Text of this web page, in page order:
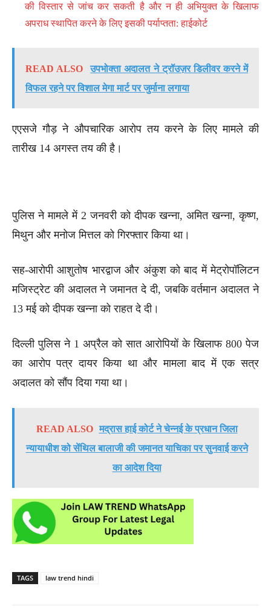
की विस्तार से जांच कर सकती है और न ही अभियुक्त के खिलाफ
अपराध स्थापित करने के लिए इसकी पर्याप्तता: हाईकोर्ट
READ ALSO
उपभोक्ता अदालत ने ट्रॉउज़र डिलीवर करने में
विफल रहने पर विशाल मेगा मार्ट पर जुर्माना लगाया
एएसजे गौड़ ने औपचारिक आरोप तय करने के लिए मामले की
तारीख 14 अगस्त तय की है।
पुलिस ने मामले में 2 जनवरी को दीपक खन्ना, अमित खन्ना, कृष्ण,
मिथुन और मनोज मित्तल को गिरफ्तार किया था।
सह-आरोपी आशुतोष भारद्वाज और अंकुश को बाद में मेट्रोपॉलिटन
मजिस्ट्रेट की अदालत ने जमानत दे दी, जबकि वर्तमान अदालत ने
13 मई को दीपक खन्ना को राहत दे दी।
दिल्ली पुलिस ने 1 अप्रैल को सात आरोपियों के खिलाफ 800 पेज
का आरोप पत्र दायर किया था और मामला बाद में एक सत्र
अदालत को सौंप दिया गया था।
READ ALSO मद्रास हाई कोर्ट ने चेन्नई के प्रधान जिला
न्यायाधीश को सेंथिल बालाजी की जमानत याचिका पर सुनवाई करने
का आदेश दिया
TAGS law trend hindi